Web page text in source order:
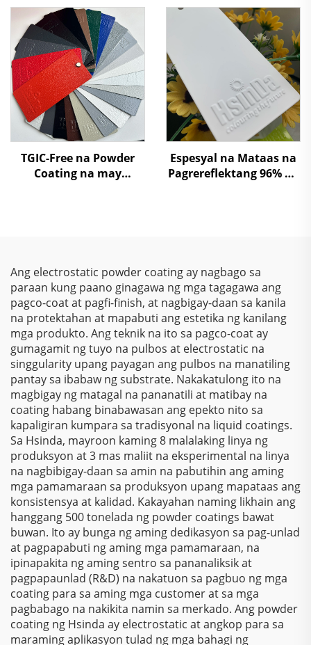
Paint
Metallic Effect na
Tinitiyak ang Paglaban
sa Pagkaskat sa Epoxy
Polyester Spray Powder
Coating para sa Mga
Ilaw, Mga Kasangkapan
sa Bahay, Pintura, at
Varnish
TGIC-Free na Powder
Coating na may
Espesyal na Mataas na
Pagrereflektang 96% na
Ang electrostatic powder coating ay nagbago sa
paraan kung paano ginagawa ng mga tagagawa ang
pagco-coat at pagfi-finish, at nagbigay-daan sa kanila
na protektahan at mapabuti ang estetika ng kanilang
mga produkto. Ang teknik na ito sa pagco-coat ay
gumagamit ng tuyo na pulbos at electrostatic na
singgularity upang payagan ang pulbos na manatiling
pantay sa ibabaw ng substrate. Nakakatulong ito na
magbigay ng matagal na pananatili at matibay na
coating habang binabawasan ang epekto nito sa
kapaligiran kumpara sa tradisyonal na liquid coatings.
Sa Hsinda, mayroon kaming 8 malalaking linya ng
produksyon at 3 mas maliit na eksperimental na linya
na nagbibigay-daan sa amin na pabutihin ang aming
mga pamamaraan sa produksyon upang mapataas ang
konsistensya at kalidad. Kakayahan naming likhain ang
hanggang 500 tonelada ng powder coatings bawat
buwan. Ito ay bunga ng aming dedikasyon sa pag-unlad
at pagpapabuti ng aming mga pamamaraan, na
ipinapakita ng aming sentro sa pananaliksik at
pagpapaunlad (R&D) na nakatuon sa pagbuo ng mga
coating para sa aming mga customer at sa mga
pagbabago na nakikita namin sa merkado. Ang powder
coating ng Hsinda ay electrostatic at angkop para sa
maraming aplikasyon tulad ng mga bahagi ng